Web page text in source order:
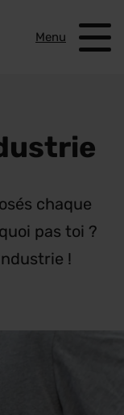
Menu
chaque
pas toi ?
!